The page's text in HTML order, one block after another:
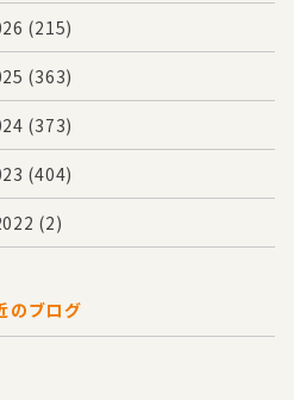
(215)
(363)
(373)
(404)
(2)
のブログ